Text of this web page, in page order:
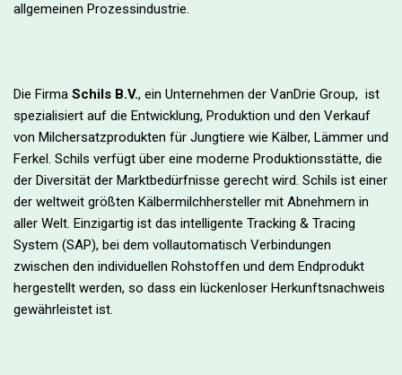
allgemeinen Prozessindustrie.
Die Firma Schils B.V., ein Unternehmen der VanDrie Group, ist
spezialisiert auf die Entwicklung, Produktion und den Verkauf
von Milchersatzprodukten für Jungtiere wie Kälber, Lämmer und
Ferkel. Schils verfügt über eine moderne Produktionsstätte, die
der Diversität der Marktbedürfnisse gerecht wird. Schils ist einer
der weltweit größten Kälbermilchhersteller mit Abnehmern in
aller Welt. Einzigartig ist das intelligente Tracking & Tracing
System (SAP), bei dem vollautomatisch Verbindungen
zwischen den individuellen Rohstoffen und dem Endprodukt
hergestellt werden, so dass ein lückenloser Herkunftsnachweis
gewährleistet ist.